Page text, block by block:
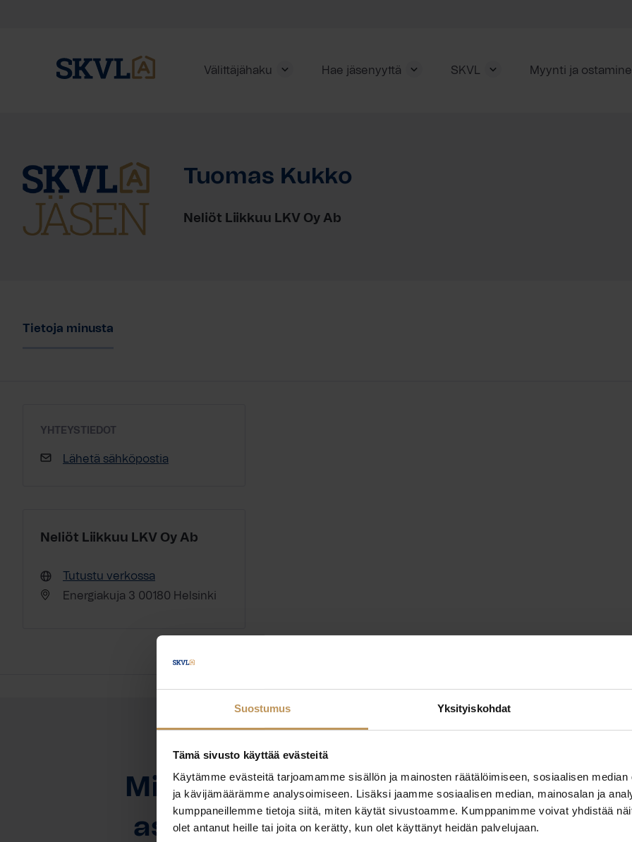
Suostumus Yksityiskohdat
Tämä sivusto käyttää evästeitä
Käytämme evästeitä tarjoamamme sisällön ja mainosten räätälöimiseen, sosiaalisen
ja kävijämäärämme analysoimiseen. Lisäksi jaamme sosiaalisen median, mainosalan ja
kumppaneillemme tietoja siitä, miten käytät sivustoamme. Kumppanimme voivat yhdistää
olet antanut heille tai joita on kerätty, kun olet käyttänyt heidän palvelujaan.
Välittäjähaku Hae jäsenyyttä SKVL Myynti ja
Tuomas Kukko
Neliöt Liikkuu LKV Oy Ab
Tietoja minusta
YHTEYSTIEDOT
Lähetä sähköpostia
Neliöt Liikkuu LKV Oy Ab
Tutustu verkossa
Energiakuja 3 00180 Helsinki
OTA YHTEYTTÄ
Miten voin auttaa
asuntoasioissa?